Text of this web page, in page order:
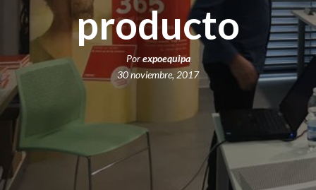
producto
Porexpoequipa
30 noviembre, 2017